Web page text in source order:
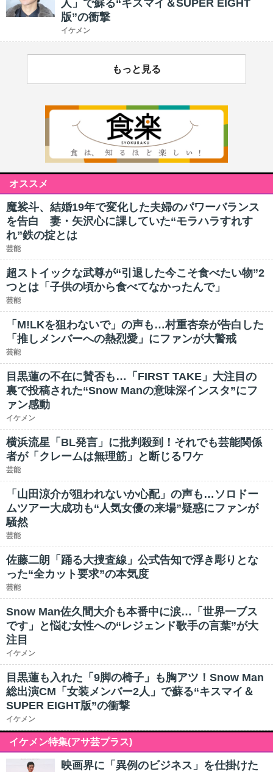
人」で蘇る“キスマイ＆SUPER EIGHT
版”の衝撃
イケメン
もっと見る
オススメ
魔裟斗、結婚19年で変化した夫婦のパワーバランス
を告白 妻・矢沢心に課していた“モラハラすれす
れ”鉄の掟とは
芸能
超ストイックな武尊が“引退した今こそ食べたい物”2
つとは「子供の頃から食べてなかったんで」
芸能
「M!LKを狙わないで」の声も…村重杏奈が告白した
「推しメンバーへの熱烈愛」にファンが大警戒
芸能
目黒蓮の不在に賛否も…「FIRST TAKE」大注目の
裏で投稿された“Snow Manの意味深インスタ”にフ
ァン感動
イケメン
横浜流星「BL発言」に批判殺到！それでも芸能関係
者が「クレームは無理筋」と断じるワケ
芸能
「山田涼介が狙われないか心配」の声も…ソロドー
ムツアー大成功も“人気女優の来場”疑惑にファンが
騒然
芸能
佐藤二朗「踊る大捜査線」公式告知で浮き彫りとな
った“全カット要求”の本気度
芸能
Snow Man佐久間大介も本番中に涙…「世界一ブス
です」と悩む女性への“レジェンド歌手の言葉”が大
注目
イケメン
目黒蓮も入れた「9脚の椅子」も胸アツ！Snow Man
総出演CM「女装メンバー2人」で蘇る“キスマイ＆
SUPER EIGHT版”の衝撃
イケメン
イケメン特集(アサ芸プラス)
映画界に「異例のビジネス」を仕掛けた